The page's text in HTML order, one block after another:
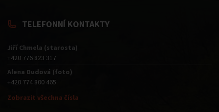
TELEFONNÍ KONTAKTY
Jiří Chmela (starosta)
+420 776 823 317
Alena Dudová (foto)
+420 774 800 465
Zobrazit všechna čísla